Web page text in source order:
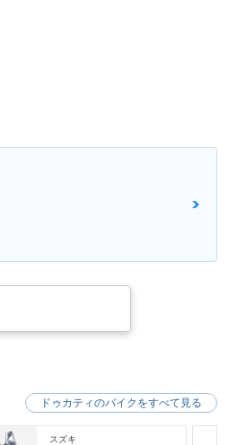
スズキ
ドゥカティのバイクをすべて見る